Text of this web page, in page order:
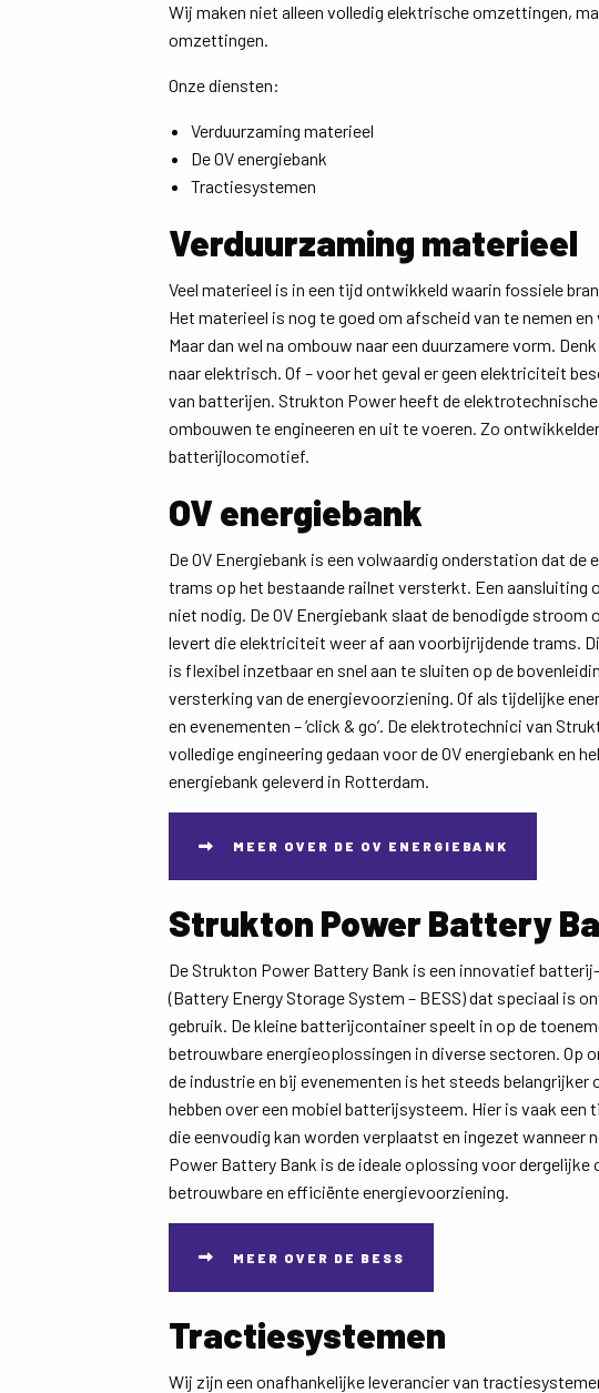
Wij maken niet alleen volledig elektrische omzettingen,
omzettingen.
Onze diensten:
Verduurzaming materieel
De OV energiebank
Tractiesystemen
Verduurzaming materieel
Veel materieel is in een tijd ontwikkeld waarin fossiele
Het materieel is nog te goed om afscheid van te nemen
Maar dan wel na ombouw naar een duurzamere vorm.
naar elektrisch. Of – voor het geval er geen elektriciteit
van batterijen. Strukton Power heeft de
ombouwen te engineeren en uit te voeren. Zo
batterijlocomotief.
OV energiebank
De OV Energiebank is een volwaardig onderstation dat de
trams op het bestaande railnet versterkt. Een
niet nodig. De OV Energiebank slaat de benodigde stroom
levert die elektriciteit weer af aan voorbijrijdende trams.
is flexibel inzetbaar en snel aan te sluiten op de
versterking van de energievoorziening. Of als tijdelijke
en evenementen – ‘click & go’. De elektrotechnici van
volledige engineering gedaan voor de OV energiebank en
energiebank geleverd in Rotterdam.
MEER OVER DE OV ENERGIEBANK
Strukton Power Battery
De Strukton Power Battery Bank is een innovatief
(Battery Energy Storage System – BESS) dat speciaal is
gebruik. De kleine batterijcontainer speelt in op de
betrouwbare energieoplossingen in diverse sectoren. Op
de industrie en bij evenementen is het steeds belangrijker
hebben over een mobiel batterijsysteem. Hier is vaak een
die eenvoudig kan worden verplaatst en ingezet wanneer
Power Battery Bank is de ideale oplossing voor dergelijke
betrouwbare en efficiënte energievoorziening.
MEER OVER DE BESS
Tractiesystemen
Wij zijn een onafhankelijke leverancier van